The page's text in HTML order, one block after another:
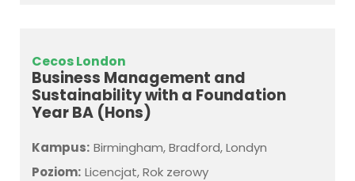
Cecos London
Business Management and
Sustainability with a Foundation
Year BA (Hons)
Kampus: Birmingham, Bradford, Londyn
Poziom: Licencjat, Rok zerowy